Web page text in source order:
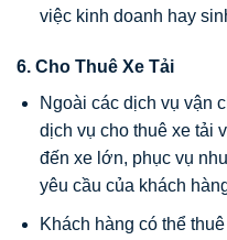
việc kinh doanh hay
6. Cho Thuê Xe Tải
Ngoài các dịch vụ vận
dịch vụ cho thuê xe tải
đến xe lớn, phục vụ
yêu cầu của khách
Khách hàng có thể